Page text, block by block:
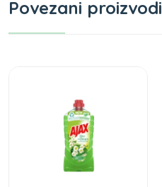
Povezani proizvodi